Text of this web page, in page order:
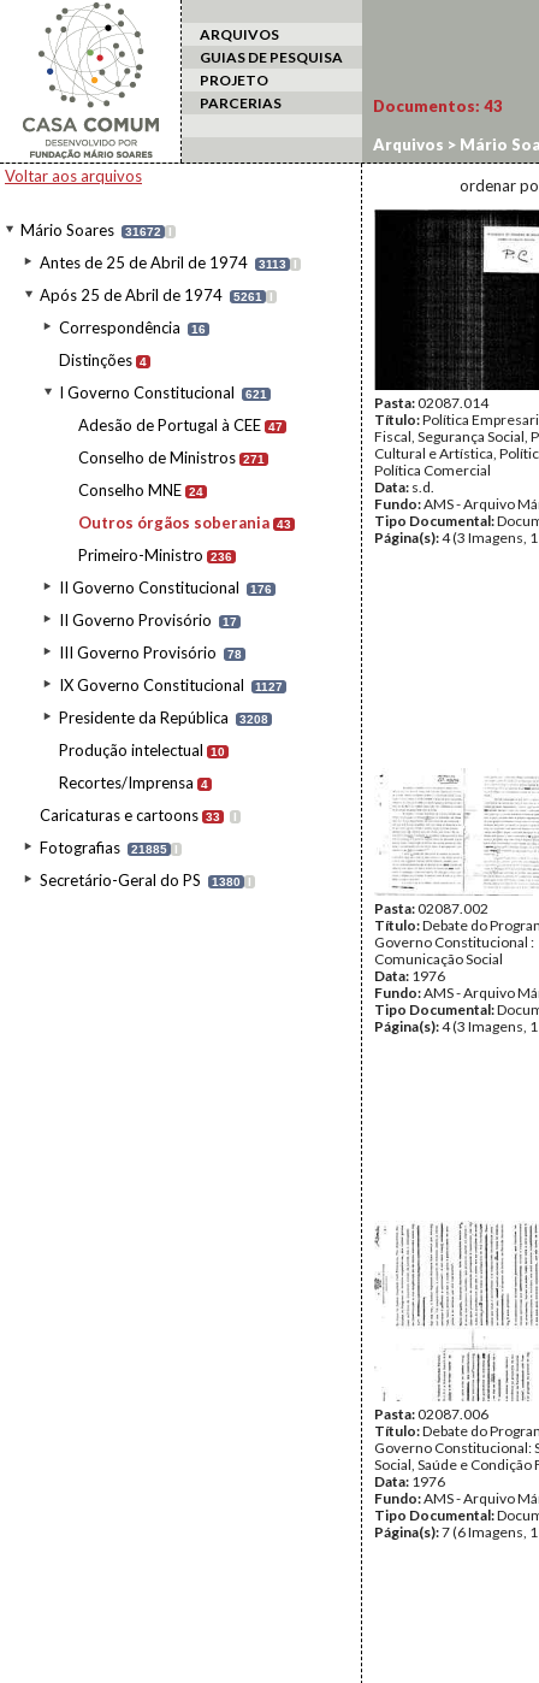
ARQUIVOS
GUIAS DE PESQUISA
PROJETO
PARCERIAS
Voltar aos arquivos
Mário Soares 31672 I
Antes de 25 de Abril de 1974 3113 I
Após 25 de Abril de 1974 5261 I
Correspondência 16
Distinções 4
I Governo Constitucional 621
Adesão de Portugal à CEE 47
Conselho de Ministros 271
Conselho MNE 24
Outros órgãos soberania 43
Primeiro-Ministro 236
II Governo Constitucional 176
II Governo Provisório 17
III Governo Provisório 78
IX Governo Constitucional 1127
Presidente da República 3208
Produção intelectual 10
Recortes/Imprensa 4
Caricaturas e cartoons 33 I
Fotografias 21885 I
Secretário-Geral do PS 1380 I
Documentos: 43
Arquivos > Mário
soberania
ordenar
Pasta:02087.014
Título:Política
Fiscal, Segurança Social,
Cultural e Artística,
Política Comercial
Data: s.d.
Fundo:AMS - Arquivo
Tipo Documental:
Página(s):4 (3 Imagens,
Pasta:02087.002
Título:Debate do
Governo Constitucional :
Comunicação Social
Data: 1976
Fundo:AMS - Arquivo
Tipo Documental:
Página(s):4 (3 Imagens,
Pasta:02087.006
Título:Debate do
Governo Constitucional:
Social, Saúde e Condição
Data: 1976
Fundo:AMS - Arquivo
Tipo Documental:
Página(s):7 (6 Imagens,